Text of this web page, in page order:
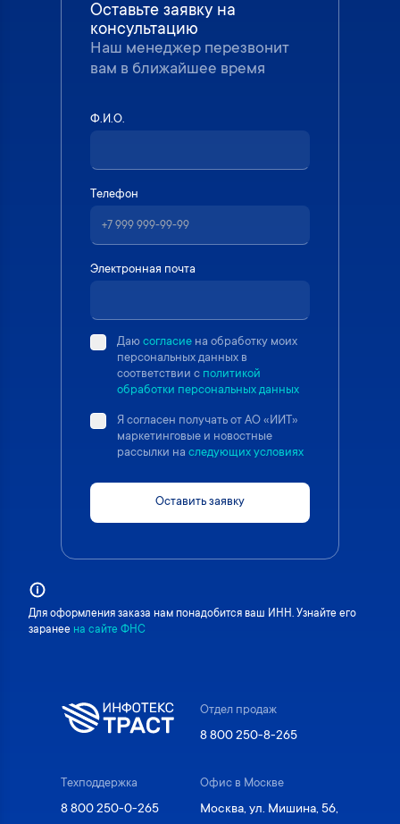
Оставьте заявку на
консультацию
Наш менеджер перезвонит
вам в ближайшее время
Ф.И.О.
Телефон
Электронная почта
Даюсогласие на обработку моих
персональных данных в
соответствии с политикой
обработки персональных данных
Я согласен получать от АО «ИИТ»
маркетинговые и новостные
рассылки на следующих условиях
Оставить заявку
Для оформления заказа нам понадобится ваш ИНН. Узнайте его
заранее на сайте ФНС
Отдел продаж
8 800 250-8-265
Техподдержка
8 800 250-0-265
Офис в Москве
Москва, ул. Мишина, 56,